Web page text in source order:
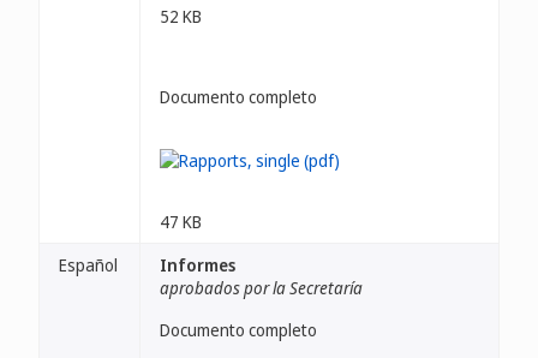
52 KB
Documento completo
47 KB
Español
Informes
aprobados por la Secretaría
Documento completo